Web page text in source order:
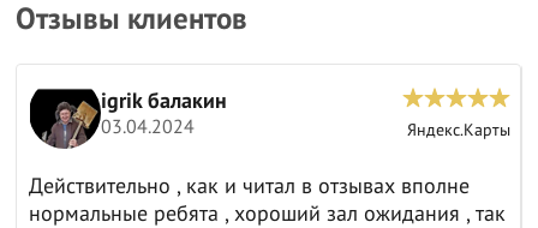
Отзывы клиентов
igrik балакин
03.04.2024 Яндекс.Карты
Действительно , как и читал в отзывах вполне
нормальные ребята , хороший зал ожидания , так